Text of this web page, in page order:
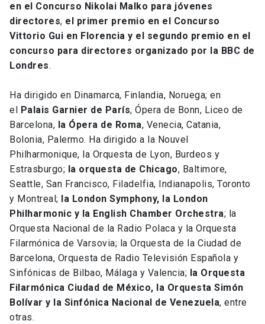
en el Concurso Nikolai Malko para jóvenes
directores, el primer premio en el Concurso
Vittorio Gui en Florencia y el segundo premio en el
concurso para directores organizado por la BBC de
Londres.
Ha dirigido en Dinamarca, Finlandia, Noruega; en
el Palais Garnier de París, Ópera de Bonn, Liceo de
Barcelona, la Ópera de Roma, Venecia, Catania,
Bolonia, Palermo. Ha dirigido a la Nouvel
Philharmonique, la Orquesta de Lyon, Burdeos y
Estrasburgo; la orquesta de Chicago, Baltimore,
Seattle, San Francisco, Filadelfia, Indianapolis, Toronto
y Montreal; la London Symphony, la London
Philharmonic y la English Chamber Orchestra; la
Orquesta Nacional de la Radio Polaca y la Orquesta
Filarmónica de Varsovia; la Orquesta de la Ciudad de
Barcelona, Orquesta de Radio Televisión Española y
Sinfónicas de Bilbao, Málaga y Valencia; la Orquesta
Filarmónica Ciudad de México, la Orquesta Simón
Bolívar y la Sinfónica Nacional de Venezuela, entre
otras.